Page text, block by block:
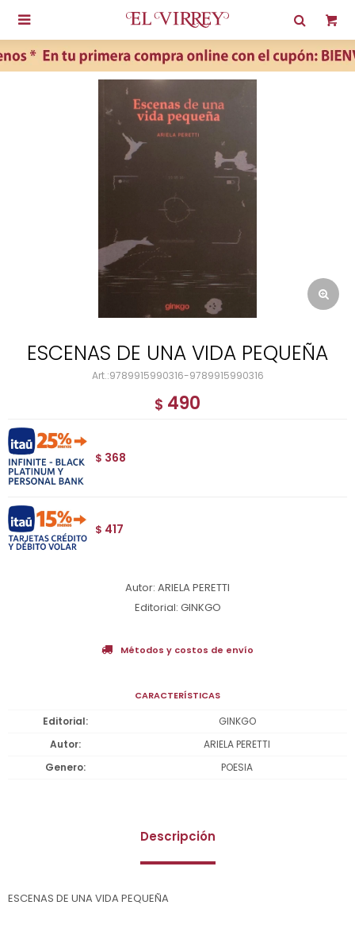

ESCENAS DE UNA VIDA PEQUEÑA
9789915990316-9789915990316
$ 490
$ 368
$ 417
Autor: ARIELA PERETTI
Editorial: GINKGO
Métodos y costos de envío
CARACTERÍSTICAS
Editorial
GINKGO
Autor
ARIELA PERETTI
Genero
POESIA
Descripción
ESCENAS DE UNA VIDA PEQUEÑA